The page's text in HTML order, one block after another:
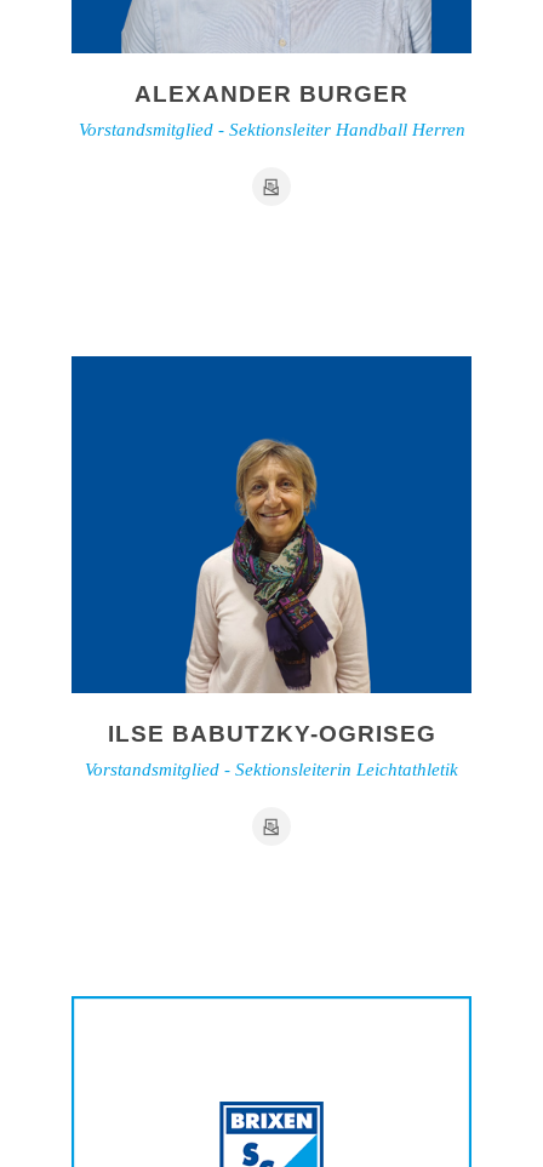
ALEXANDER BURGER
Vorstandsmitglied - Sektionsleiter Handball Herren
ILSE BABUTZKY-OGRISEG
Vorstandsmitglied - Sektionsleiterin Leichtathletik